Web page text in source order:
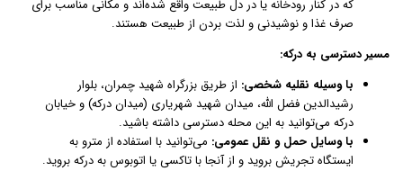
که در کنار رودخانه یا در دل طبیعت واقع شده‌اند و مکانی مناسب برای
صرف غذا و نوشیدنی و لذت بردن از طبیعت هستند.
مسیر دسترسی به درکه:
با وسیله نقلیه شخصی: از طریق بزرگراه شهید چمران، بلوار
رشیدالدین فضل الله، میدان شهید شهریاری (میدان درکه) و خیابان
درکه می‌توانید به این محله دسترسی داشته باشید.
با وسایل حمل و نقل عمومی: می‌توانید با استفاده از مترو به
ایستگاه تجریش بروید و از آنجا با تاکسی یا اتوبوس به درکه بروید.